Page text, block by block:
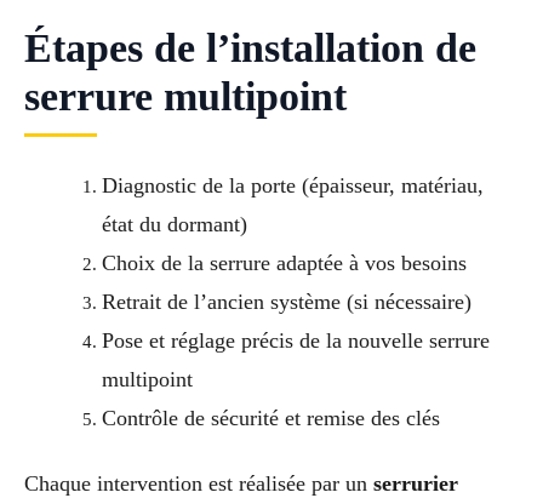
Étapes de l’installation de
serrure multipoint
Diagnostic de la porte (épaisseur, matériau,
état du dormant)
Choix de la serrure adaptée à vos besoins
Retrait de l’ancien système (si nécessaire)
Pose et réglage précis de la nouvelle serrure
multipoint
Contrôle de sécurité et remise des clés
Chaque intervention est réalisée par un serrurier